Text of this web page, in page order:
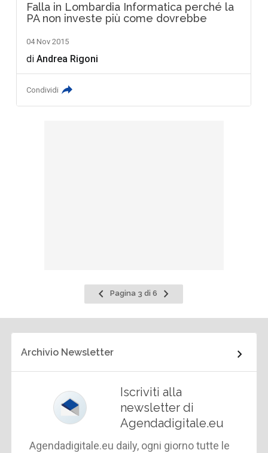
Falla in Lombardia Informatica perché la
PA non investe più come dovrebbe
04 Nov 2015
diAndrea Rigoni
Condividi
Pagina
precedente
Pagina 3 di 6
Pagina
successiva
Archivio Newsletter
Iscriviti alla
newsletter di
Agendadigitale.eu
Agendadigitale.eu daily, ogni giorno tutte le